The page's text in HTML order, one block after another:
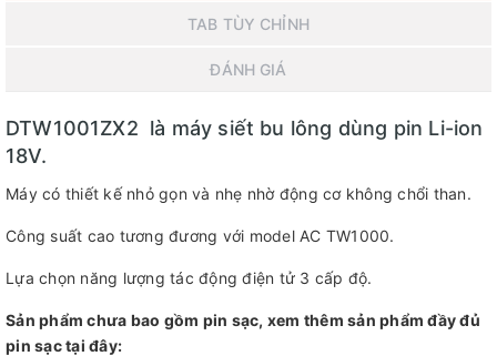
TAB TÙY CHỈNH
ĐÁNH GIÁ
DTW1001ZX2 là máy siết bu lông dùng pin Li-ion
18V.
Máy có thiết kế nhỏ gọn và nhẹ nhờ động cơ không chổi than.
Công suất cao tương đương với model AC TW1000.
Lựa chọn năng lượng tác động điện tử 3 cấp độ.
Sản phẩm chưa bao gồm pin sạc, xem thêm sản phẩm đầy đủ
pin sạc tại đây: